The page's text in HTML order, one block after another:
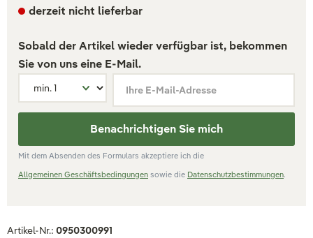
derzeit nicht lieferbar
Sobald der Artikel wieder verfügbar ist, bekommen
Sie von uns eine E-Mail.
Ihre E-Mail-Adresse
Benachrichtigen Sie mich
Mit dem Absenden des Formulars akzeptiere ich die
Allgemeinen Geschäftsbedingungen sowie die Datenschutzbestimmungen.
Artikel-Nr.: 0950300991